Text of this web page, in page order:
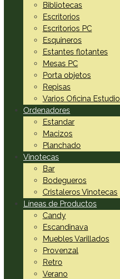
Bibliotecas
Escritorios
Escritorios PC
Esquineros
Estantes flotantes
Mesas PC
Porta objetos
Repisas
Varios Oficina Estudio
Ordenadores
Estandar
Macizos
Planchado
Vinotecas
Bar
Bodegueros
Cristaleros Vinotecas
Líneas de Productos
Candy
Escandinava
Muebles Varillados
Provenzal
Retro
Verano